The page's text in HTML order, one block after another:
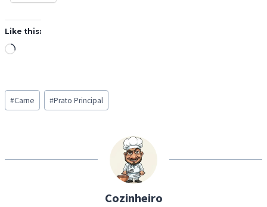
Like this:
L
d
i
…
Post
Tags:
#Carne #Prato Principal
Cozinheiro